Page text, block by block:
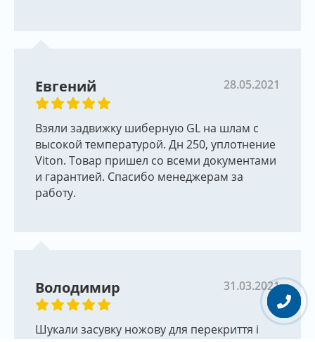
Евгений 28.05.2021
Взяли задвижку шиберную GL на шлам с
высокой температурой. Дн 250, уплотнение
Viton. Товар пришел со всеми документами
и гарантией. Спасибо менеджерам за
работу.
Володимир 31.03.2021
Шукали засувку ножову для перекриття і